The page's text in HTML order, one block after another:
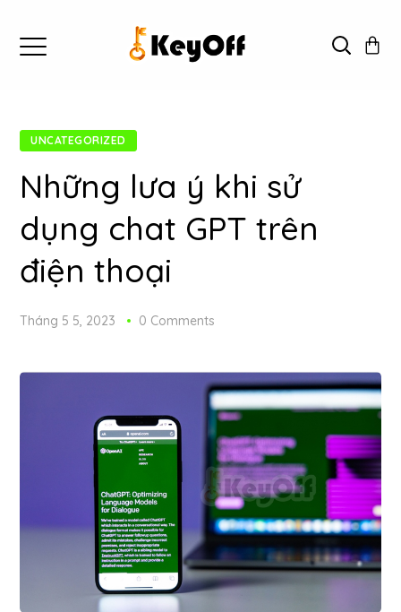
UNCATEGORIZED
Những lưa ý khi sử
dụng chat GPT trên
điện thoại
Tháng 5 5, 2023 0 Comments